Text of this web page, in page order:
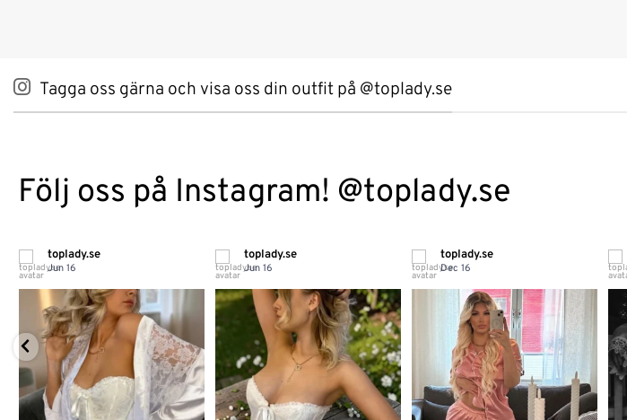
Tagga oss gärna och visa oss din outfit på @toplady.se
Följ oss på Instagram! @toplady.se
toplady.se
Jun 16
toplady.se
Jun 16
toplady.se
Dec 16